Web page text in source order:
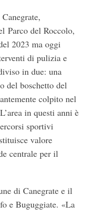
Parco del Roccolo,
2023 ma oggi
di pulizia e
in due: una
del boschetto del
colpito nel
in questi anni è
sportivi
valore
centrale per il
di Canegrate e il
e Buguggiate. «La